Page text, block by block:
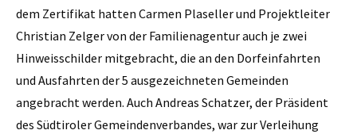
dem Zertifikat hatten Carmen Plaseller und Projektleiter
Christian Zelger von der Familienagentur auch je zwei
Hinweisschilder mitgebracht, die an den Dorfeinfahrten
und Ausfahrten der 5 ausgezeichneten Gemeinden
angebracht werden. Auch Andreas Schatzer, der Präsident
des Südtiroler Gemeindenverbandes, war zur Verleihung